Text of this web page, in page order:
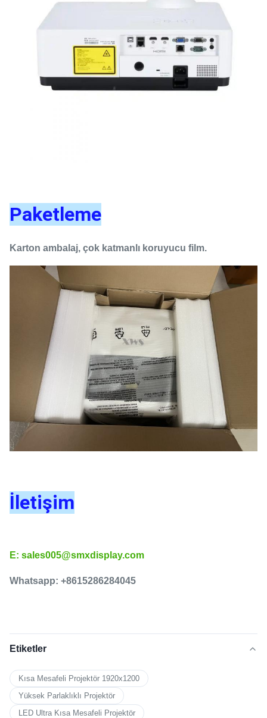
Paketleme
Karton ambalaj, çok katmanlı koruyucu film.
İletişim
E: sales005@smxdisplay.com
Whatsapp: +8615286284045
Etiketler
Kısa Mesafeli Projektör 1920x1200
Yüksek Parlaklıklı Projektör
LED Ultra Kısa Mesafeli Projektör